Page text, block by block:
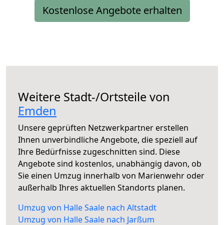
Kostenlose Angebote erhalten
Weitere Stadt-/Ortsteile von
Emden
Unsere geprüften Netzwerkpartner erstellen
Ihnen unverbindliche Angebote, die speziell auf
Ihre Bedürfnisse zugeschnitten sind. Diese
Angebote sind kostenlos, unabhängig davon, ob
Sie einen Umzug innerhalb von Marienwehr oder
außerhalb Ihres aktuellen Standorts planen.
Umzug von Halle Saale nach Altstadt
Umzug von Halle Saale nach Jarßum